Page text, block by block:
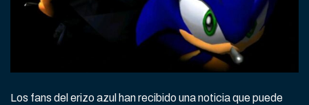
Los fans del erizo azul han recibido una noticia que puede